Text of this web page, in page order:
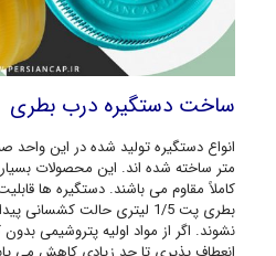
ساخت دستگیره درب بطری
متر ساخته شده اند. این محصولات
کاملاً مقاوم می باشند. دستگیره ها
بطری پت 1/5 لیتری حالت
نشوند. اگر از مواد اولیه پتروشیمی